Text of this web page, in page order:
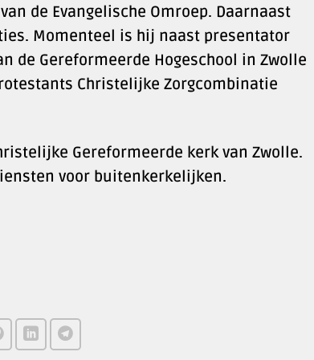
de Evangelische Omroep. Daarnaast
Momenteel is hij naast presentator
de Gereformeerde Hogeschool in Zwolle
Christelijke Zorgcombinatie
Gereformeerde kerk van Zwolle.
voor buitenkerkelijken.